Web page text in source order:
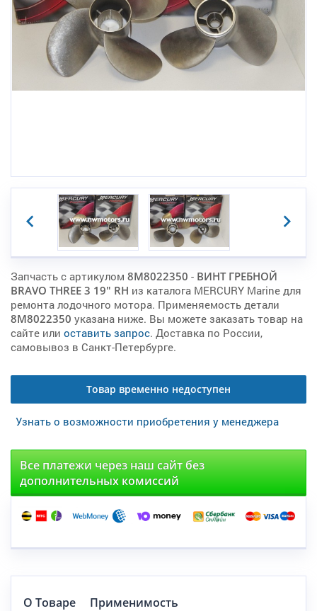
Запчасть с артикулом 8M8022350 - ВИНТ ГРЕБНОЙ
BRAVO THREE 3 19" RH из каталога MERCURY Marine для
ремонта лодочного мотора. Применяемость детали
8M8022350 указана ниже. Вы можете заказать товар на
сайте или оставить запрос. Доставка по России,
самовывоз в Санкт-Петербурге.
Товар временно недоступен
Узнать о возможности приобретения у менеджера
Все платежи через наш сайт без
дополнительных комиссий
О Товаре
Применимость